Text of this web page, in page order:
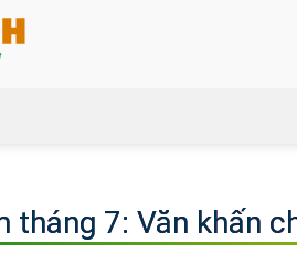
tháng 7: Văn khấn